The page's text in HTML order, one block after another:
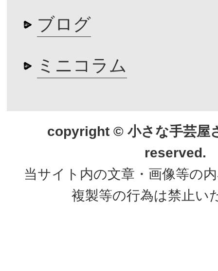
ブログ
ミニコラム
copyright © 小さな手芸屋
reserved.
当サイト内の文章・画像等の
複製等の行為は禁止い